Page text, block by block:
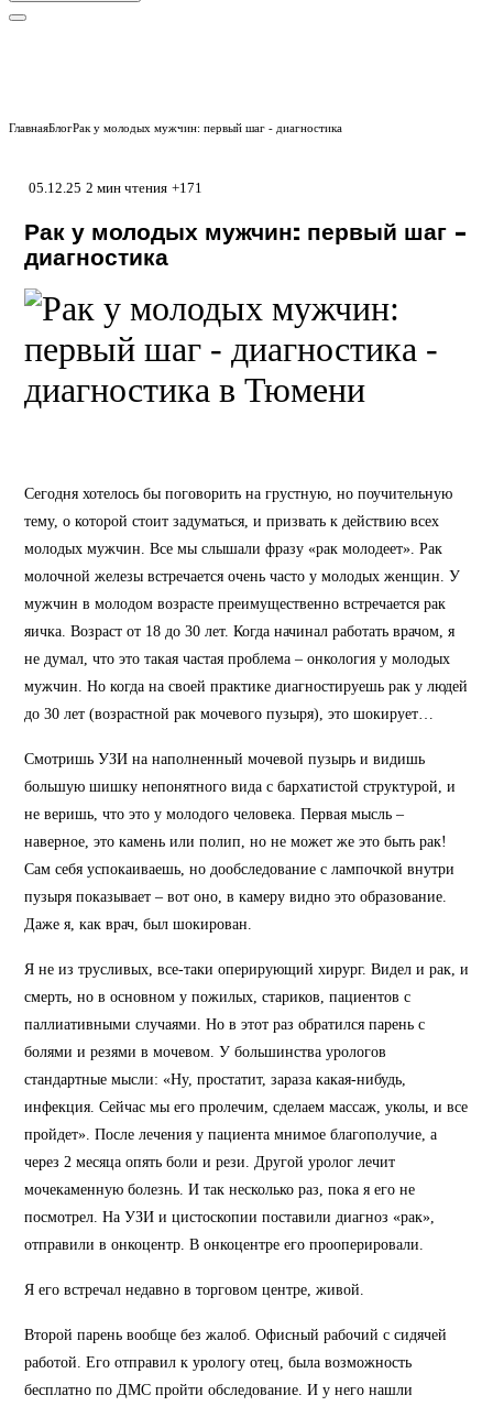
ГлавнаяБлогРак у молодых мужчин: первый шаг - диагностика
05.12.25 2 мин чтения +171
Рак у молодых мужчин: первый шаг -
диагностика
Сегодня хотелось бы поговорить на грустную, но поучительную
тему, о которой стоит задуматься, и призвать к действию всех
молодых мужчин. Все мы слышали фразу «рак молодеет». Рак
молочной железы встречается очень часто у молодых женщин. У
мужчин в молодом возрасте преимущественно встречается рак
яичка. Возраст от 18 до 30 лет. Когда начинал работать врачом, я
не думал, что это такая частая проблема – онкология у молодых
мужчин. Но когда на своей практике диагностируешь рак у людей
до 30 лет (возрастной рак мочевого пузыря), это шокирует…
Смотришь УЗИ на наполненный мочевой пузырь и видишь
большую шишку непонятного вида с бархатистой структурой, и
не веришь, что это у молодого человека. Первая мысль –
наверное, это камень или полип, но не может же это быть рак!
Сам себя успокаиваешь, но дообследование с лампочкой внутри
пузыря показывает – вот оно, в камеру видно это образование.
Даже я, как врач, был шокирован.
Я не из трусливых, все-таки оперирующий хирург. Видел и рак, и
смерть, но в основном у пожилых, стариков, пациентов с
паллиативными случаями. Но в этот раз обратился парень с
болями и резями в мочевом. У большинства урологов
стандартные мысли: «Ну, простатит, зараза какая-нибудь,
инфекция. Сейчас мы его пролечим, сделаем массаж, уколы, и все
пройдет». После лечения у пациента мнимое благополучие, а
через 2 месяца опять боли и рези. Другой уролог лечит
мочекаменную болезнь. И так несколько раз, пока я его не
посмотрел. На УЗИ и цистоскопии поставили диагноз «рак»,
отправили в онкоцентр. В онкоцентре его прооперировали.
Я его встречал недавно в торговом центре, живой.
Второй парень вообще без жалоб. Офисный рабочий с сидячей
работой. Его отправил к урологу отец, была возможность
бесплатно по ДМС пройти обследование. И у него нашли